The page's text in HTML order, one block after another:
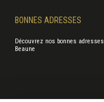
BONNES ADRESSES
Découvrez nos bonnes
Beaune